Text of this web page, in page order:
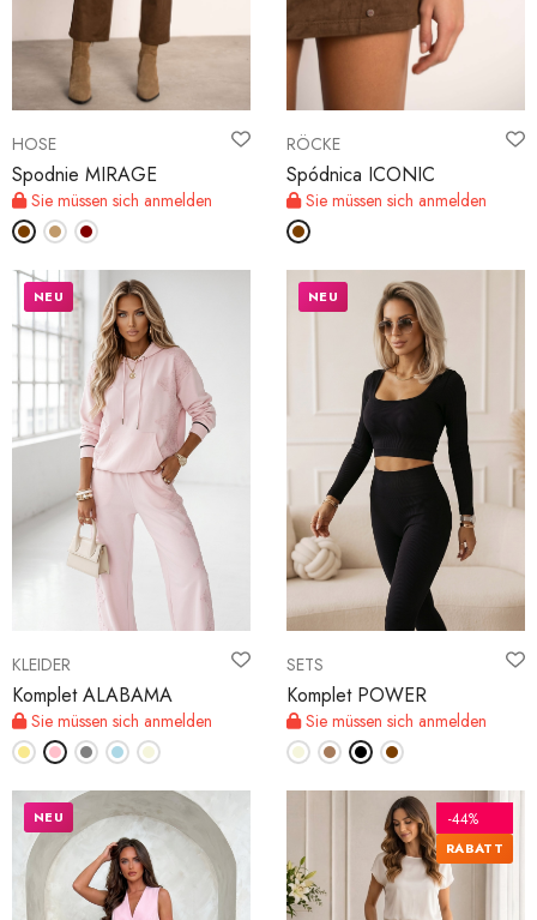
HOSE
Spodnie MIRAGE
Sie müssen sich anmelden
RÖCKE
Spódnica ICONIC
Sie müssen sich anmelden
KLEIDER
Komplet ALABAMA
Sie müssen sich anmelden
NEU
SETS
Komplet POWER
Sie müssen sich anmelden
NEU
NEU -44%
RABATT